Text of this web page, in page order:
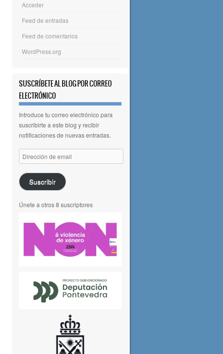
Acceder
Feed de entradas
Feed de comentarios
WordPress.org
SUSCRÍBETE AL BLOG POR CORREO
ELECTRÓNICO
Introduce tu correo electrónico para
suscribirte a este blog y recibir
notificaciones de nuevas entradas.
Dirección
de
email
Suscribir
Únete a otros 8 suscriptores